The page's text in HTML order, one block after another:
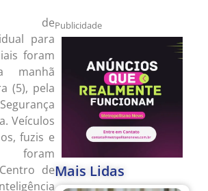
de
para
foram
manhã
(5), pela
Veículos
fuzis e
foram
de
Publicidade
Mais Lidas